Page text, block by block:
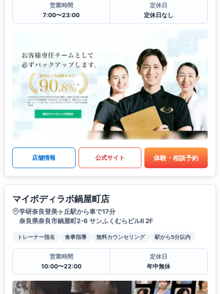
営業時間
7:00〜23:00
定休日
定休日なし
店舗情報 公式サイト 体験・相談予約
マイボディラボ鍋屋町店
学研奈良登美ヶ丘駅から車で17分
奈良県奈良市鍋屋町2-6 サンふくむらビルⅡ 2F
トレーナー指名 食事指導 無料カウンセリング 駅から5分以内
営業時間
10:00〜22:00
定休日
年中無休